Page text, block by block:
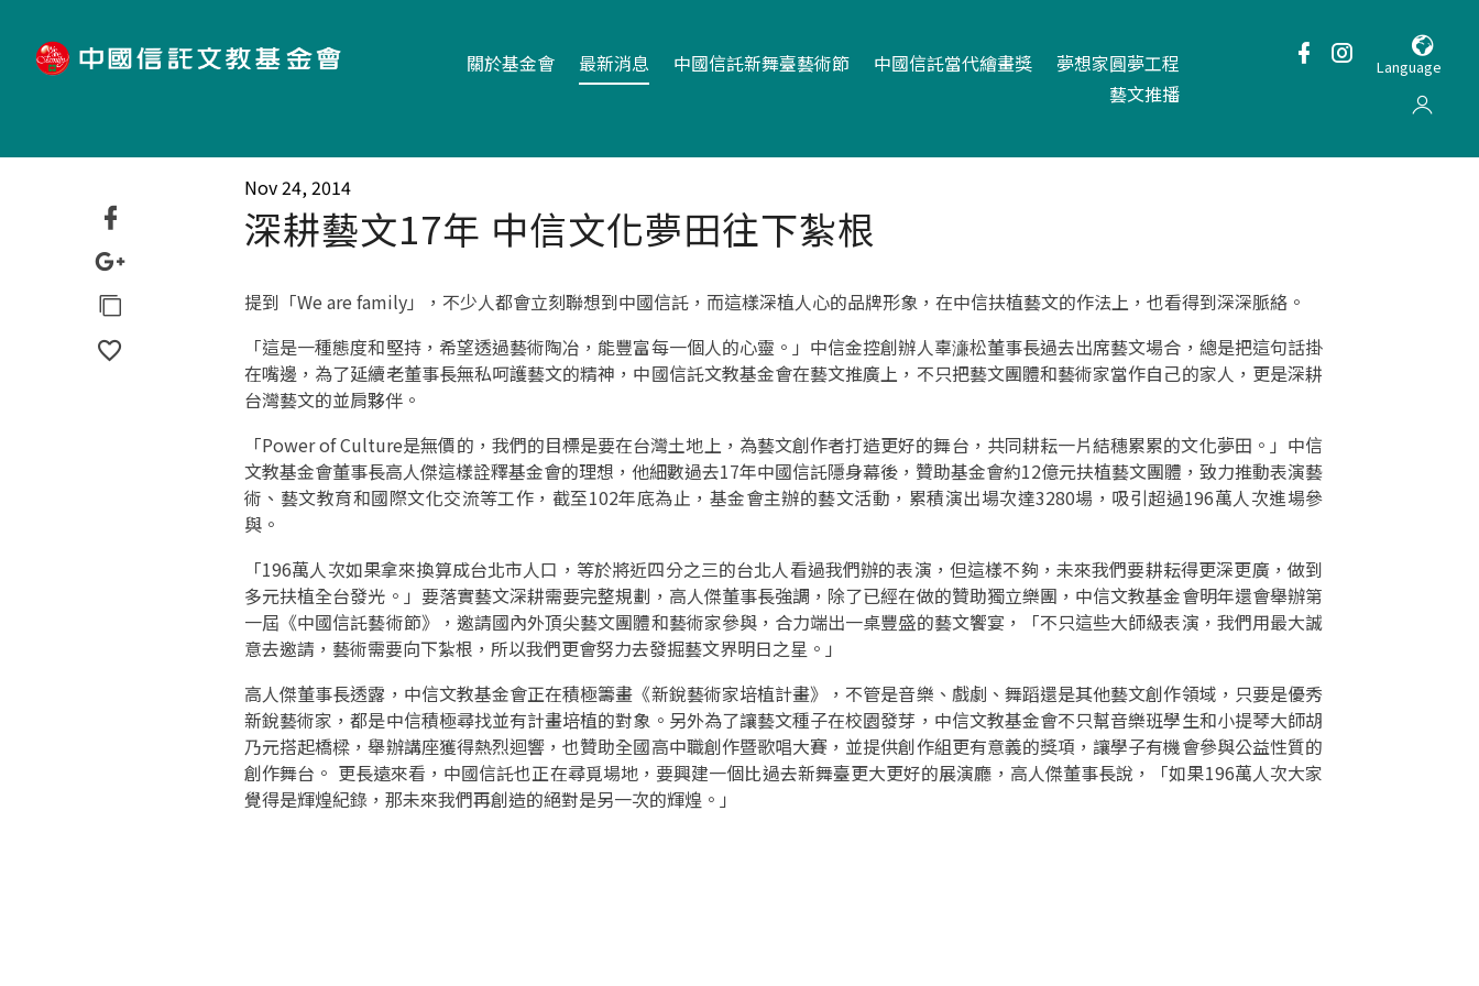
Language
關於基金會 最新消息 中國信託新舞臺藝術節 中國信託當代繪畫獎
夢想家圓夢工程
藝文推播
Nov 24, 2014
深耕藝文17年 中信文化夢田往下紮根
提到「We are family」，不少人都會立刻聯想到中國信託，而這樣深植人心的品牌形象，在中信扶植藝文的作法上，也看得到深深脈絡。
「這是一種態度和堅持，希望透過藝術陶冶，能豐富每一個人的心靈。」中信金控創辦人辜濓松董事長過去出席藝文場合，總是把這句話掛
在嘴邊，為了延續老董事長無私呵護藝文的精神，中國信託文教基金會在藝文推廣上，不只把藝文團體和藝術家當作自己的家人，更是深耕
台灣藝文的並肩夥伴。
「Power of Culture是無價的，我們的目標是要在台灣土地上，為藝文創作者打造更好的舞台，共同耕耘一片結穗累累的文化夢田。」中信
文教基金會董事長高人傑這樣詮釋基金會的理想，他細數過去17年中國信託隱身幕後，贊助基金會約12億元扶植藝文團體，致力推動表演藝
術、藝文教育和國際文化交流等工作，截至102年底為止，基金會主辦的藝文活動，累積演出場次達3280場，吸引超過196萬人次進場參
與。
「196萬人次如果拿來換算成台北市人口，等於將近四分之三的台北人看過我們辦的表演，但這樣不夠，未來我們要耕耘得更深更廣，做到
多元扶植全台發光。」要落實藝文深耕需要完整規劃，高人傑董事長強調，除了已經在做的贊助獨立樂團，中信文教基金會明年還會舉辦第
一屆《中國信託藝術節》，邀請國內外頂尖藝文團體和藝術家參與，合力端出一桌豐盛的藝文饗宴，「不只這些大師級表演，我們用最大誠
意去邀請，藝術需要向下紮根，所以我們更會努力去發掘藝文界明日之星。」
高人傑董事長透露，中信文教基金會正在積極籌畫《新銳藝術家培植計畫》，不管是音樂、戲劇、舞蹈還是其他藝文創作領域，只要是優秀
新銳藝術家，都是中信積極尋找並有計畫培植的對象。另外為了讓藝文種子在校園發芽，中信文教基金會不只幫音樂班學生和小提琴大師胡
乃元搭起橋樑，舉辦講座獲得熱烈迴響，也贊助全國高中職創作暨歌唱大賽，並提供創作組更有意義的獎項，讓學子有機會參與公益性質的
創作舞台。 更長遠來看，中國信託也正在尋覓場地，要興建一個比過去新舞臺更大更好的展演廳，高人傑董事長說，「如果196萬人次大家
覺得是輝煌紀錄，那未來我們再創造的絕對是另一次的輝煌。」